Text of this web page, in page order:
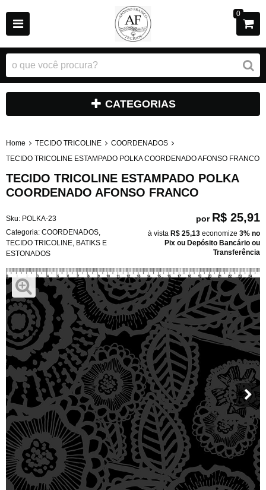
0
CATEGORIAS
Home TECIDO TRICOLINE
COORDENADOS
TECIDO TRICOLINE ESTAMPADO POLKA COORDENADO AFONSO FRANCO
TECIDO TRICOLINE ESTAMPADO POLKA
COORDENADO AFONSO FRANCO
Sku: POLKA-23
Categoria: COORDENADOS
TECIDO TRICOLINE BATIKS E
ESTONADOS
por R$ 25,91
à vista R$ 25,13 economize 3% no
Pix ou Depósito Bancário ou
Transferência